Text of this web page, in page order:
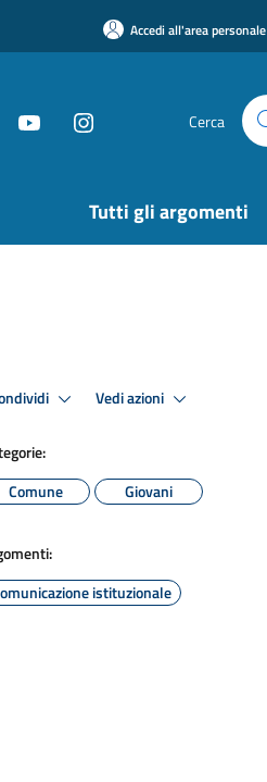
Accedi all'area personale
Cerca
Tutti gli argomenti
Vedi azioni
Comune
Giovani
istituzionale